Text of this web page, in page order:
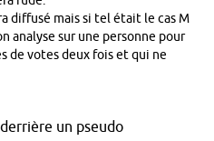
diffusé mais si tel était le cas M
analyse sur une personne pour
de votes deux fois et qui ne
un pseudo